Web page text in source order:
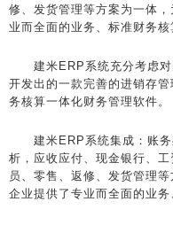
修、发货管理等方案为一体
业而全面的业务、标准财务
建米ERP系统充分考虑对
开发出的一款完善的进销存
务核算一体化财务管理软件。
建米ERP系统集成：账务
析，应收应付、现金银行、
员、零售、返修、发货管理
企业提供了专业而全面的业